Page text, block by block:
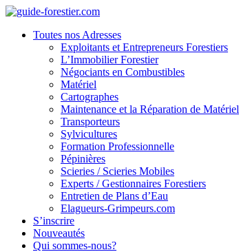
Toutes nos Adresses
Exploitants et Entrepreneurs Forestiers
L’Immobilier Forestier
Négociants en Combustibles
Matériel
Cartographes
Maintenance et la Réparation de Matériel
Transporteurs
Sylvicultures
Formation Professionnelle
Pépinières
Scieries / Scieries Mobiles
Experts / Gestionnaires Forestiers
Entretien de Plans d’Eau
Elagueurs-Grimpeurs.com
S’inscrire
Nouveautés
Qui sommes-nous?